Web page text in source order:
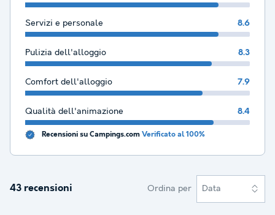
Servizi e personale 8.6
Pulizia dell'alloggio 8.3
Comfort dell'alloggio 7.9
Qualità dell'animazione 8.4
Recensioni su Campings.com Verificato al 100%
43 recensioni Ordina per Data